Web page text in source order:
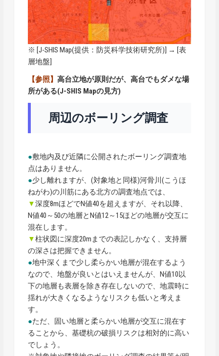
※ [J-SHIS Map(提供：防災科学技術研究所)] → [表
層地盤]
【参照】高台立地が原則だが、高台でもダメな場
所がある(J-SHIS Mapの見方)
周辺のボーリング調査
●敷地内及び近隣に公開されたボーリング調査地
点はありません。
●少し離れますが、(対象地と同様)河骨川(こうほ
ねがわ)の川筋にある北方の調査地点では、
▼深度8mほどでN値40を超えますが、それ以降、
N値40～50の地層とN値12～15ほどの地層が交互に
混在します。
▼柱状図に深度20mまでの表記しかなく、支持層
の深さは把握できません。
●地中深くまで少し柔らかい地層が混在するよう
なので、地盤が良いとはいえませんが、N値10以
下の地層も表層を除き存在しないので、地震時に
揺れが大きくなるようなリスクも低いと考えま
す。
●ただ、固い地層と柔らかい地層が交互に混在す
ることから、基礎杭の破損リスクは相対的に高い
でしょう。